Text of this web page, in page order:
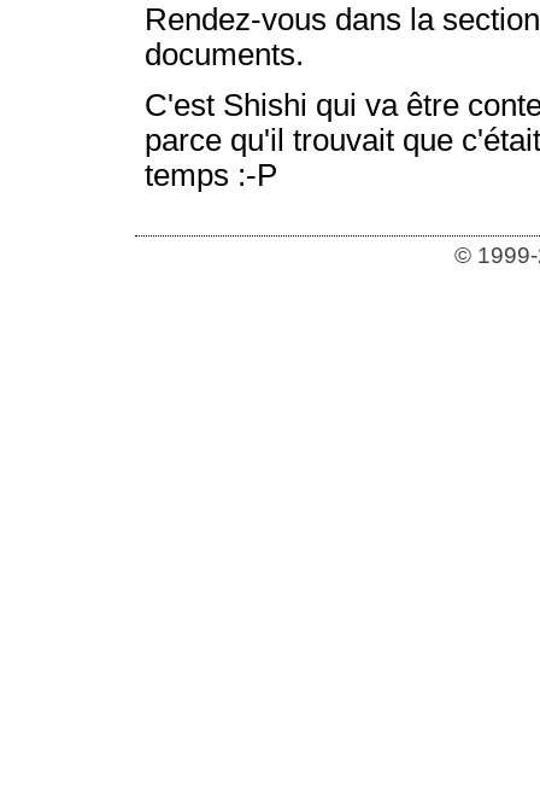
Rendez-vous dans la
documents.
C'est Shishi qui va être
parce qu'il trouvait que
temps :-P
©